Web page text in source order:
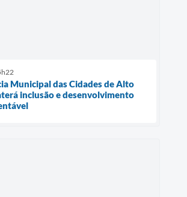
Municipal das Cidades de Alto
inclusão e desenvolvimento